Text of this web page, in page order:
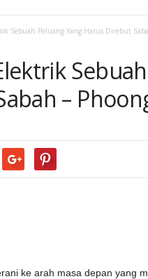
Sebuah Peluang Yang Harus Direbut
–
ke arah masa depan yang